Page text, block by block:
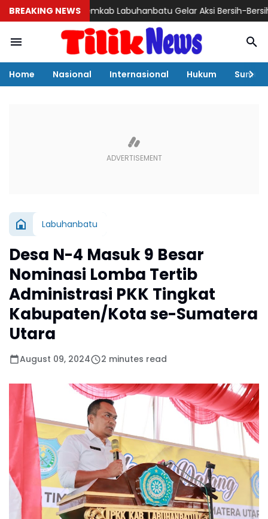
BREAKING NEWS
Pemkab Labuhanbatu Gelar Aksi Bersih-Bersih Sambut
Home Nasional Internasional Hukum Sumut
Labuhanbatu
Desa N-4 Masuk 9 Besar
Nominasi Lomba Tertib
Administrasi PKK Tingkat
Kabupaten/Kota se-Sumatera
Utara
August 09, 2024 2 minutes read